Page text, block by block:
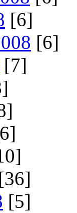
[6]
[6]
[7]
[5]